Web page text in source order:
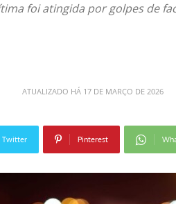
foi atingida por golpes de
ATUALIZADO HÁ 17 DE MARÇO DE 2026
Twitter Pinterest